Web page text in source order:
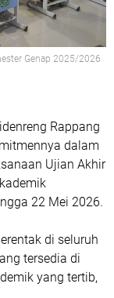
Genap 2025/2026
Rappang
dalam
Ujian Akhir
22 Mei 2026.
di seluruh
tersedia di
yang tertib,